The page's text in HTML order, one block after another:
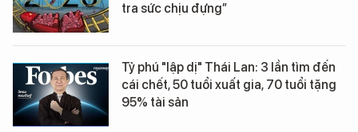
tra sức chịu đựng”
Tỷ phú "lập dị" Thái Lan: 3 lần tìm đến
cái chết, 50 tuổi xuất gia, 70 tuổi tặng
95% tài sản